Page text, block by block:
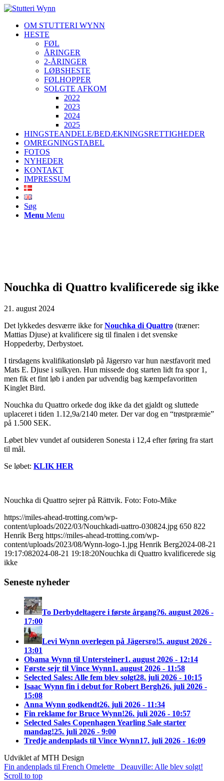
OM STUTTERI WYNN
HESTE
FØL
ÅRINGER
2-ÅRINGER
LØBSHESTE
FØLHOPPER
SOLGTE AFKOM
2022
2023
2024
2025
HINGSTEANDELE/BEDÆKNINGSRETTIGHEDER
OMREGNINGSTABEL
FOTOS
NYHEDER
KONTAKT
IMPRESSUM
Søg
Menu Menu
Nouchka di Quattro kvalificerede sig ikke
21. august 2024
Det lykkedes desværre ikke forNouchka di Quattro (træner:
Mattias Djuse) at kvalificere sig til finalen i det svenske
Hoppederby, Derbystoet.
I tirsdagens kvalifikationsløb på Jägersro var hun næstfavorit med
Mats E. Djuse i sulkyen. Hun missede dog starten lidt fra spor 1,
men fik et fint løb i anden par udvendig bag kæmpefavoritten
Kinglet Bird.
Nouchka du Quattro orkede dog ikke da det gjaldt og sluttede
uplaceret i tiden 1.12,9a/2140 meter. Der var dog en “trøstpræmie”
på 1.500 SEK.
Løbet blev vundet af outsideren Sonesta i 12,4 efter føring fra start
til mål.
Se løbet: KLIK HER
Nouchka di Quattro sejrer på Rättvik. Foto: Foto-Mike
https://miles-ahead-trotting.com/wp-
content/uploads/2022/03/Nouchkadi-uattro-030824.jpg 650 822
Henrik Berg https://miles-ahead-trotting.com/wp-
content/uploads/2023/08/Wynn-logo-1.jpg Henrik Berg2024-08-21
19:17:082024-08-21 19:18:20Nouchka di Quattro kvalificerede sig
ikke
Seneste nyheder
To Derbydeltagere i første årgang?6. august 2026 -
17:00
Levi Wynn overlegen på Jägersro!5. august 2026 -
13:01
Obama Wynn til Untersteiner1. august 2026 - 12:14
Første sejr til Vince Wynn1. august 2026 - 11:58
Selected Sales: Alle fem blev solgt28. juli 2026 - 10:15
Isaac Wynn fin i debut for Robert Bergh26. juli 2026 -
15:08
Anna Wynn godkendt26. juli 2026 - 11:34
Fin reklame for Bruce Wynn!26. juli 2026 - 10:57
Selected Sales Copenhagen Yearling Sale starter
mandag!25. juli 2026 - 9:00
Tredje andenplads til Vince Wynn17. juli 2026 - 16:09
Udviklet af MTH Design
Fin andenplads til French Omelette
Deauville: Alle blev solgt!
Scroll to top